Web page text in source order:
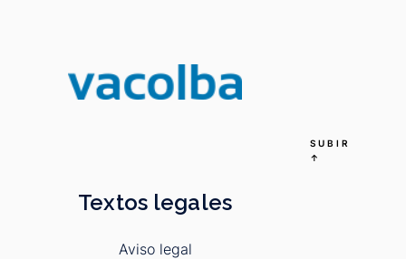
Textos legales
Aviso legal
SUBIR
↑